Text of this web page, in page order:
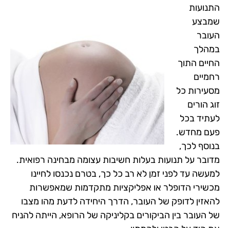
התנועות
שמבצע
העובר
במהלך
החיים התוך
רחמיים
מסעירות כל
זוג הורים
לעתיד בכל
פעם מחדש.
בנוסף לכך,
מדובר על תנועות בעלות חשיבות עצומה מבחינה רפואית.
למעשה עד לפני זמן לא רב כל כך, בטרם נכנסו לחיינו
מכשירי הדופלר או אפליקציות מתקדמות שמאפשרות
להאזין לדופק של העובר, הדרך היחידה לדעת מהו מצבו
של העובר בין הביקורים בקליניקה של הרופא, הייתה להניח